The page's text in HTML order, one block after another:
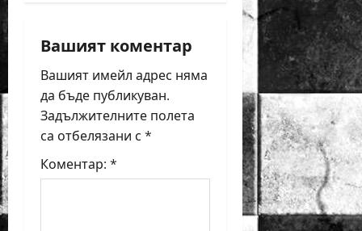
i
g
a
t
i
Вашият коментар
Вашият имейл адрес няма
да бъде публикуван.
Задължителните полета
са отбелязани с *
Коментар: *